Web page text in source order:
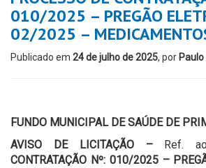
010/2025 – PREGÃO
02/2025 –
Publicado em 24 de julho de 2025, por Paulo
FUNDO MUNICIPAL DE SAÚDE DE
AVISO DE LICITAÇÃO – Ref. ao
CONTRATAÇÃO Nº: 010/2025 –